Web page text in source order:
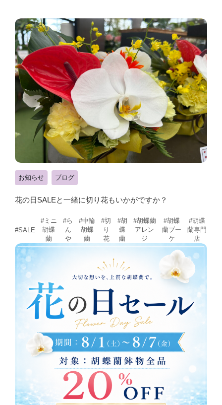
お知らせ ブログ
花の日SALEと一緒に切り花もいかがですか？
#SALE
#ミニ
胡蝶
蘭
#ら
ん
や
#中輪
胡蝶
蘭
#切
り
花
#胡
蝶
蘭
#胡蝶蘭
アレン
ジ
#胡蝶
蘭ブー
ケ
#胡蝶
蘭専門
店